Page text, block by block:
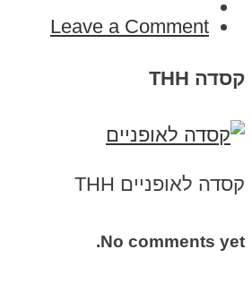
Leave a Comment
קסדה THH
קסדה לאופניים THH
No comments yet.